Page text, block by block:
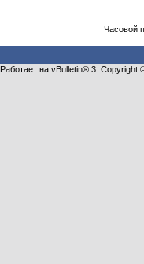
Часовой
Работает на vBulletin® 3.